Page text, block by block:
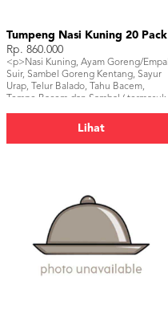
Tumpeng Nasi Kuning 20 Pack
Rp. 860.000
<p>Nasi Kuning, Ayam Goreng/Empal
Suir, Sambel Goreng Kentang, Sayur
Urap, Telur Balado, Tahu Bacem,
Tempe Bacem dan Sambal ( termasuk
Lihat